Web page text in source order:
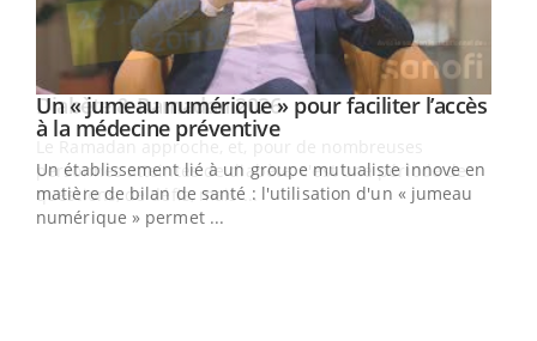
Youtube
Un « jumeau numérique » pour faciliter l’accès
à la médecine préventiveYoutube
Un établissement lié à un groupe mutualiste innove en
matière de bilan de santé : l'utilisation d'un « jumeau
numérique » permet ...